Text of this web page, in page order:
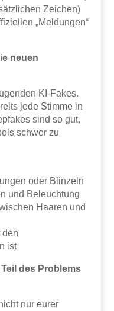
Zeichen)
„Meldungen“
neuen
KI-Fakes.
jede Stimme in
sind so gut,
schwer zu
oder Blinzeln
und Beleuchtung
Haaren und
den
ist
des Problems
nur eurer